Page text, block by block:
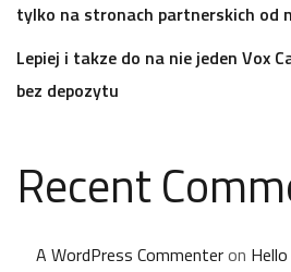
tylko na stronach partnerskich od
Lepiej i takze do na nie jeden Vox
bez depozytu
Recent
A WordPress Commenteron